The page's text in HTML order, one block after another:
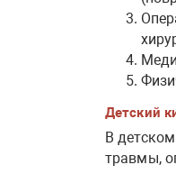
Детский
В
травмы,